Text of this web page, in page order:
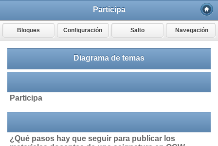
Participa
Bloques Configuración Salto Navegación
Diagrama de temas
Participa
¿Qué pasos hay que seguir para publicar los